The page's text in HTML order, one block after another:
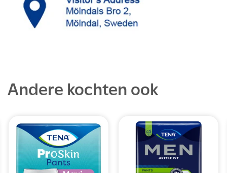
Andere kochten ook